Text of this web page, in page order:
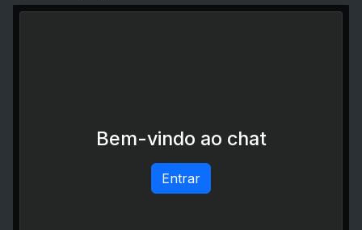
Bem-vindo ao chat
Entrar